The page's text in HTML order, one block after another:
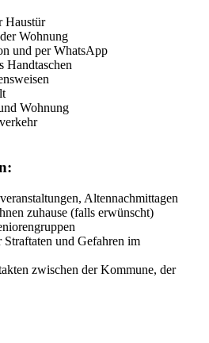
Haustür
Wohnung
und per WhatsApp
Handtaschen
Wohnung
Altennachmittagen
zuhause (falls erwünscht)
und Gefahren im
zwischen der Kommune, der